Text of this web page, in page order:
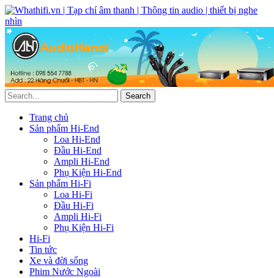
Trang chủ
Sản phẩm Hi-End
Loa Hi-End
Đầu Hi-End
Ampli Hi-End
Phụ Kiện Hi-End
Sản phẩm Hi-Fi
Loa Hi-Fi
Đầu Hi-Fi
Ampli Hi-Fi
Phụ Kiện Hi-Fi
Hi-Fi
Tin tức
Xe và đời sống
Phim Nước Ngoài